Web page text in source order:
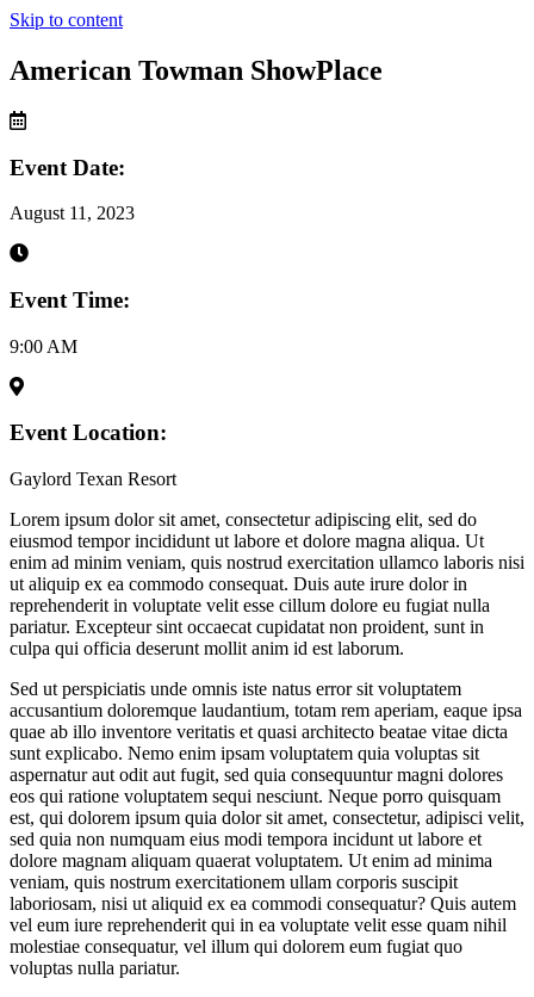
Skip to content
American Towman ShowPlace
Event Date:
August 11, 2023
Event Time:
9:00 AM
Event Location:
Gaylord Texan Resort
Lorem ipsum dolor sit amet, consectetur adipiscing elit, sed do
eiusmod tempor incididunt ut labore et dolore magna aliqua. Ut
enim ad minim veniam, quis nostrud exercitation ullamco laboris nisi
ut aliquip ex ea commodo consequat. Duis aute irure dolor in
reprehenderit in voluptate velit esse cillum dolore eu fugiat nulla
pariatur. Excepteur sint occaecat cupidatat non proident, sunt in
culpa qui officia deserunt mollit anim id est laborum.
Sed ut perspiciatis unde omnis iste natus error sit voluptatem
accusantium doloremque laudantium, totam rem aperiam, eaque ipsa
quae ab illo inventore veritatis et quasi architecto beatae vitae dicta
sunt explicabo. Nemo enim ipsam voluptatem quia voluptas sit
aspernatur aut odit aut fugit, sed quia consequuntur magni dolores
eos qui ratione voluptatem sequi nesciunt. Neque porro quisquam
est, qui dolorem ipsum quia dolor sit amet, consectetur, adipisci velit,
sed quia non numquam eius modi tempora incidunt ut labore et
dolore magnam aliquam quaerat voluptatem. Ut enim ad minima
veniam, quis nostrum exercitationem ullam corporis suscipit
laboriosam, nisi ut aliquid ex ea commodi consequatur? Quis autem
vel eum iure reprehenderit qui in ea voluptate velit esse quam nihil
molestiae consequatur, vel illum qui dolorem eum fugiat quo
voluptas nulla pariatur.